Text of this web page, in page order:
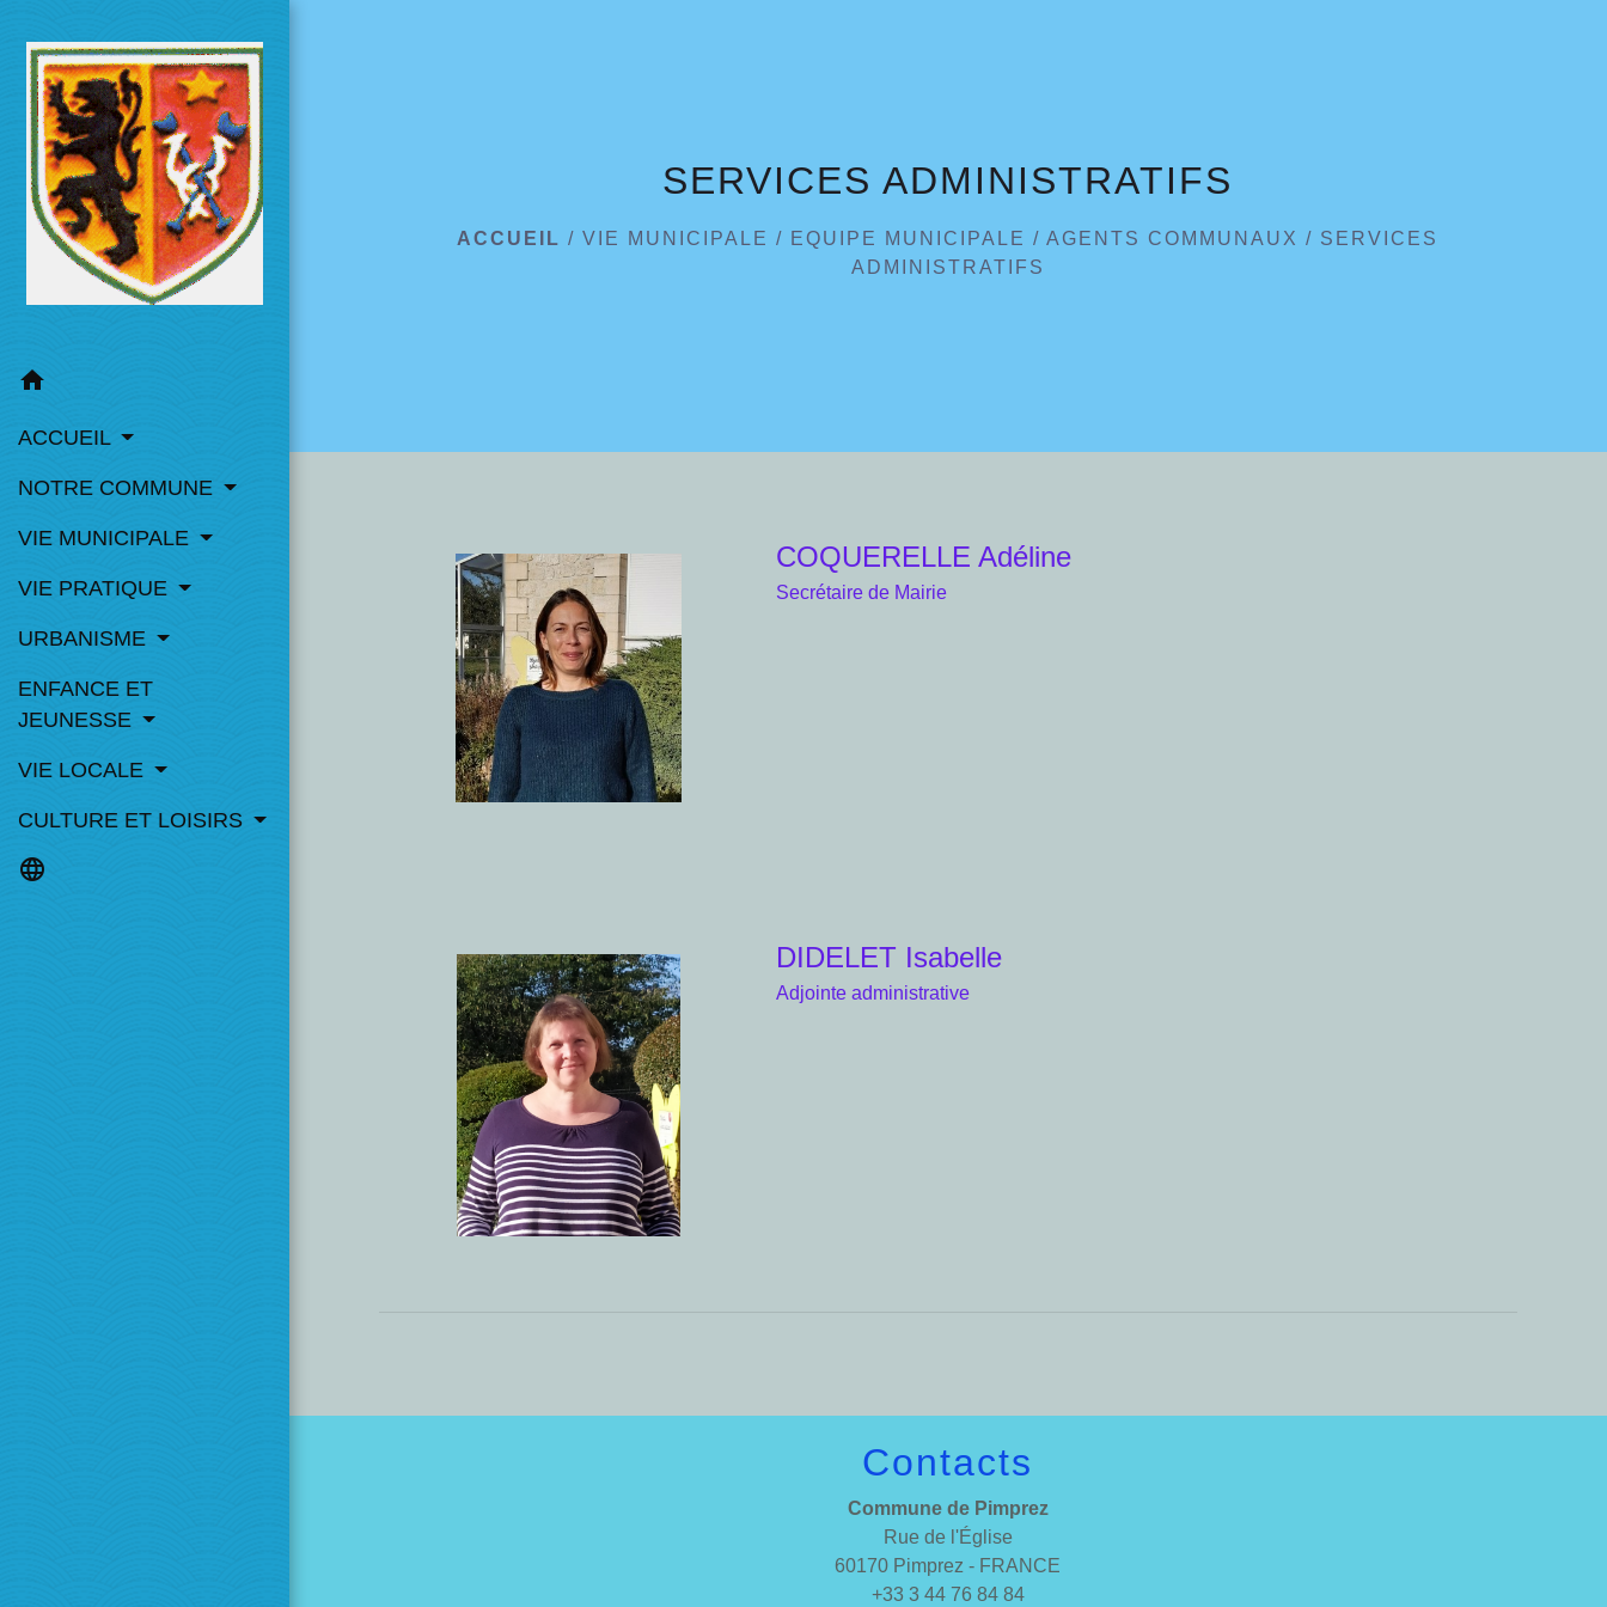
home
ACCUEIL
NOTRE COMMUNE
VIE MUNICIPALE
VIE PRATIQUE
URBANISME
ENFANCE ET
JEUNESSE
VIE LOCALE
CULTURE ET LOISIRS
language
SERVICES ADMINISTRATIFS
ACCUEIL /VIE MUNICIPALE / EQUIPE MUNICIPALE /AGENTS COMMUNAUX / SERVICES
ADMINISTRATIFS
COQUERELLE Adéline
Secrétaire de Mairie
DIDELET Isabelle
Adjointe administrative
Contacts
Commune de Pimprez
Rue de l'Église
60170 Pimprez - FRANCE
+33 3 44 76 84 84